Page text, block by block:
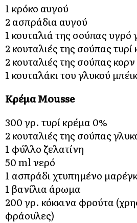
1 κρόκο αυγού
2 ασπράδια αυγού
1 κουταλιά της σούπας υγρό
2 κουταλιές της σούπας
2 κουταλιές της σούπας
1 κουταλάκι του γλυκού
Κρέμα Mousse
300 γρ. τυρί κρέμα 0%
2 κουταλιές της σούπας
1 φύλλο ζελατίνη
50 ml νερό
1 ασπράδι χτυπημένο
1 βανίλια άρωμα
200 γρ. κόκκινα φρούτα
φράουλες)